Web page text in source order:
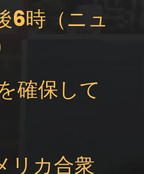
6時（ニュ
確保して
リカ合衆